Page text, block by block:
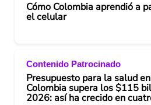
Cómo Colombia aprendió a
el celular
Contenido Patrocinado
Presupuesto para la salud en
Colombia supera los $115
2026: así ha crecido en